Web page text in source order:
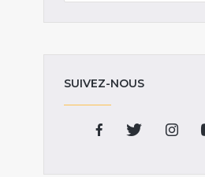
SUIVEZ-NOUS